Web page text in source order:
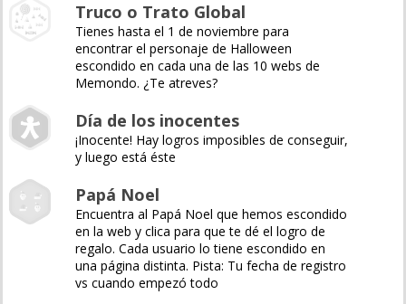
Truco o Trato Global
Tienes hasta el 1 de noviembre para
encontrar el personaje de Halloween
escondido en cada una de las 10 webs de
Memondo. ¿Te atreves?
Día de los inocentes
¡Inocente! Hay logros imposibles de conseguir,
y luego está éste
Papá Noel
Encuentra al Papá Noel que hemos escondido
en la web y clica para que te dé el logro de
regalo. Cada usuario lo tiene escondido en
una página distinta. Pista: Tu fecha de registro
vs cuando empezó todo